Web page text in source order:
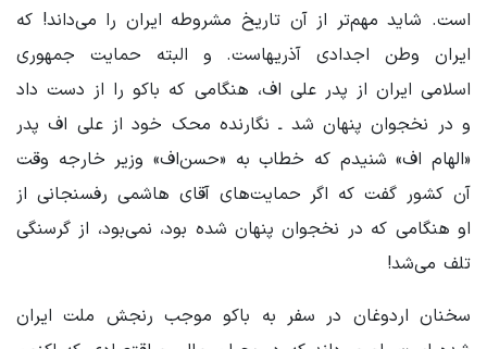
است. شاید مهم‌تر از آن تاریخ مشروطه ایران را می‌داند! که
ایران وطن اجدادی آذریهاست. و البته حمایت جمهوری
اسلامی ایران از پدر علی اف، هنگامی که باکو را از دست داد
و در نخجوان پنهان شد ـ نگارنده محک خود از علی اف پدر
«الهام‌ اف» شنیدم که خطاب به «حسن‌اف» وزیر خارجه وقت‌
آن کشور گفت که اگر حمایت‌های آقای هاشمی رفسنجانی از
او هنگامی که در نخجوان پنهان شده بود، نمی‌بود، از گرسنگی
تلف می‌شد!
سخنان اردوغان در سفر به باکو موجب رنجش ملت ایران